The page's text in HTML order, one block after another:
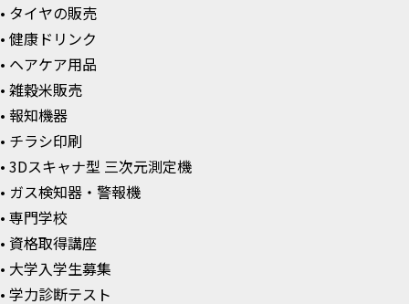
• タイヤの販売
• 健康ドリンク
• ヘアケア用品
• 雑穀米販売
• 報知機器
• チラシ印刷
• 3Dスキャナ型 三次元測定機
• ガス検知器・警報機
• 専門学校
• 資格取得講座
• 大学入学生募集
• 学力診断テスト